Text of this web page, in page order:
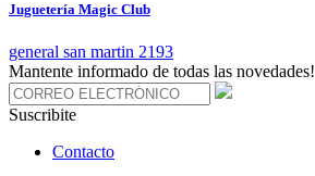
Juguetería Magic Club
general san martin 2193
Mantente informado de todas las novedades!
Suscribite
Contacto